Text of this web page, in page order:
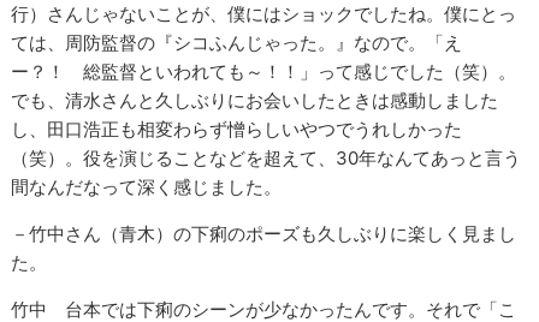
行）さんじゃないことが、僕にはショックでしたね。僕にとっ
ては、周防監督の『シコふんじゃった。』なので。「え
ー？！ 総監督といわれても～！！」って感じでした（笑）。
でも、清水さんと久しぶりにお会いしたときは感動しました
し、田口浩正も相変わらず憎らしいやつでうれしかった
（笑）。役を演じることなどを超えて、30年なんてあっと言う
間なんだなって深く感じました。
－竹中さん（青木）の下痢のポーズも久しぶりに楽しく見まし
た。
竹中 台本では下痢のシーンが少なかったんです。それで「こ